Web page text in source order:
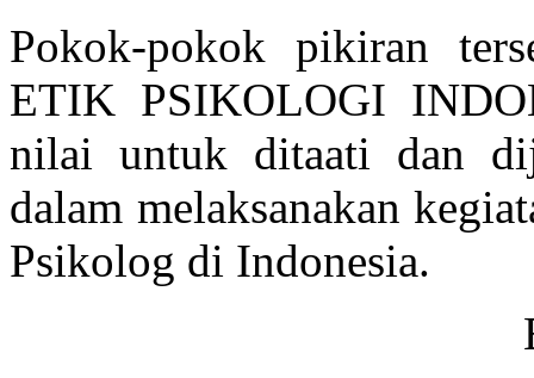
Pokok-pokok pikiran
ETIK PSIKOLOGI
nilai untuk ditaati dan
dalam melaksanakan
Psikolog di Indonesia.